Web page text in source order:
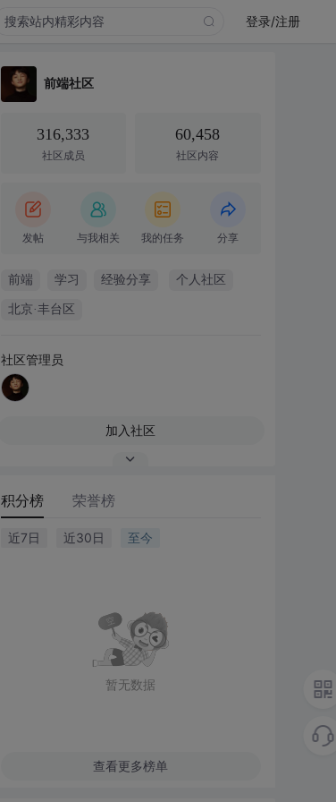
登录/注册
前端社区
316,333
社区成员
60,458
社区内容
发帖 与我相关 我的任务 分享
前端 学习 经验分享 个人社区
北京·丰台区
社区管理员
加入社区
积分榜 荣誉榜
近7日 近30日 至今
暂无数据
查看更多榜单